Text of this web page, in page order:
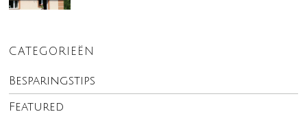
CATEGORIEËN
Besparingstips
Featured